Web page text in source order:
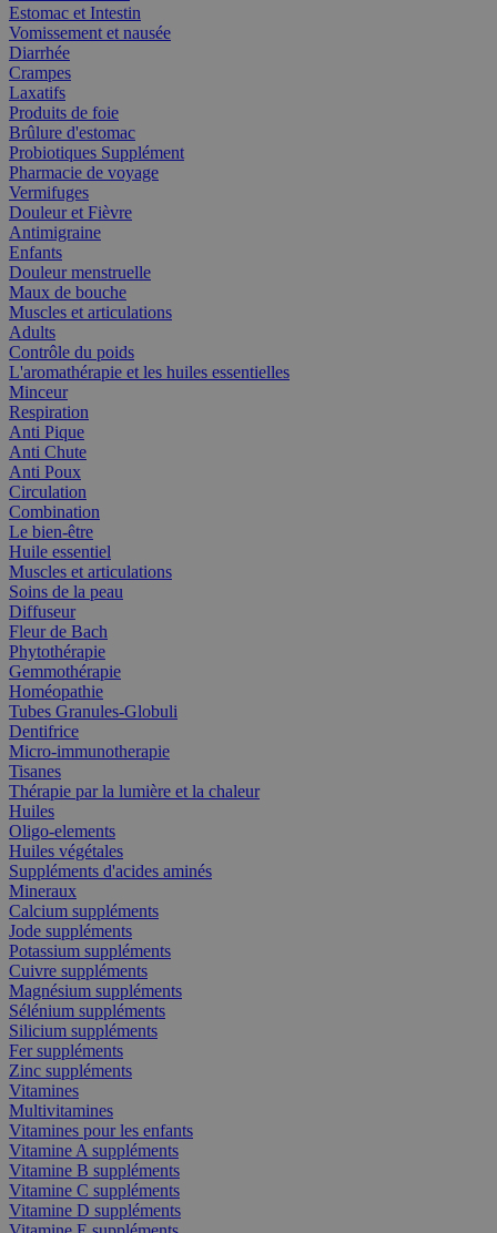
Estomac et Intestin
Vomissement et nausée
Diarrhée
Crampes
Laxatifs
Produits de foie
Brûlure d'estomac
Probiotiques Supplément
Pharmacie de voyage
Vermifuges
Douleur et Fièvre
Antimigraine
Enfants
Douleur menstruelle
Maux de bouche
Muscles et articulations
Adults
Contrôle du poids
L'aromathérapie et les huiles essentielles
Minceur
Respiration
Anti Pique
Anti Chute
Anti Poux
Circulation
Combination
Le bien-être
Huile essentiel
Muscles et articulations
Soins de la peau
Diffuseur
Fleur de Bach
Phytothérapie
Gemmothérapie
Homéopathie
Tubes Granules-Globuli
Dentifrice
Micro-immunotherapie
Tisanes
Thérapie par la lumière et la chaleur
Huiles
Oligo-elements
Huiles végétales
Suppléments d'acides aminés
Mineraux
Calcium suppléments
Jode suppléments
Potassium suppléments
Cuivre suppléments
Magnésium suppléments
Sélénium suppléments
Silicium suppléments
Fer suppléments
Zinc suppléments
Vitamines
Multivitamines
Vitamines pour les enfants
Vitamine A suppléments
Vitamine B suppléments
Vitamine C suppléments
Vitamine D suppléments